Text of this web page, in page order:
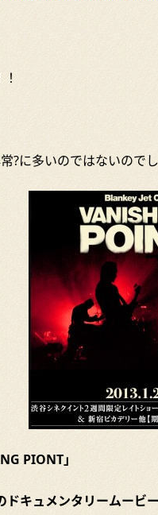
?に多いのではないので
PIONT」
キュメンタリームービ